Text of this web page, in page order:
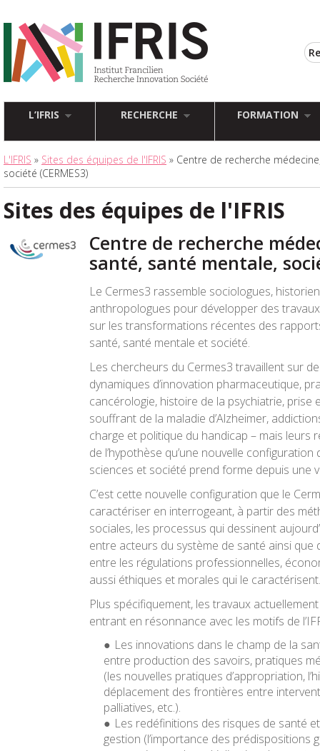
L’IFRIS RECHERCHE FORMATION
L'IFRIS » Sites des équipes de l'IFRIS » Centre de recherche
société (CERMES3)
Sites des équipes de l'IFRIS
Centre de recherche
santé, santé mentale,
Le Cermes3 rassemble sociologues,
anthropologues pour développer des
sur les transformations récentes des
santé, santé mentale et société.
Les chercheurs du Cermes3 travaillent sur
dynamiques d’innovation pharmaceutique,
cancérologie, histoire de la psychiatrie, prise
souffrant de la maladie d’Alzheimer,
charge et politique du handicap – mais leurs
de l’hypothèse qu’une nouvelle
sciences et société prend forme depuis une
C’est cette nouvelle configuration que le
caractériser en interrogeant, à partir des
sociales, les processus qui dessinent
entre acteurs du système de santé ainsi que
entre les régulations professionnelles,
aussi éthiques et morales qui le caractérisent.
Plus spécifiquement, les travaux
entrant en résonnance avec les motifs de
Les innovations dans le champ de la
entre production des savoirs, pratiques
(les nouvelles pratiques d’appropriation,
déplacement des frontières entre
palliatives, etc.).
Les redéfinitions des risques de santé
gestion (l’importance des prédispositions